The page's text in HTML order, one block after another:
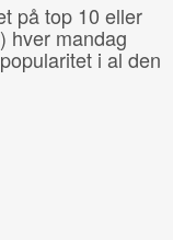
på top 10 eller
hver mandag
i al den